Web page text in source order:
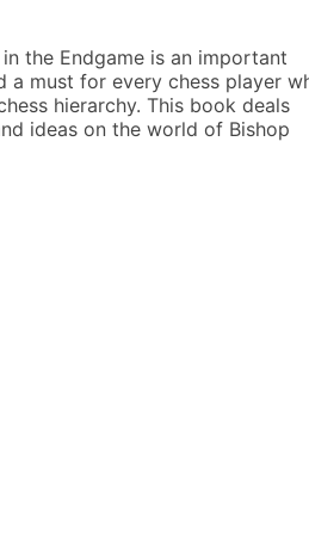
the Endgame is an important
a must for every chess player
hierarchy. This book deals
ideas on the world of Bishop